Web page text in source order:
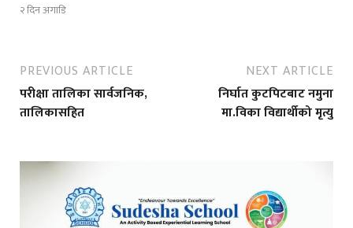
२ दिन अगाडि
PREVIOUS ARTICLE
परीक्षा तालिका सार्वजनिक,
तालिकासहित
NEXT ARTICLE
निर्घात कुटपिटबाट नमुना
मा.विका विद्यार्थीको मृत्यु